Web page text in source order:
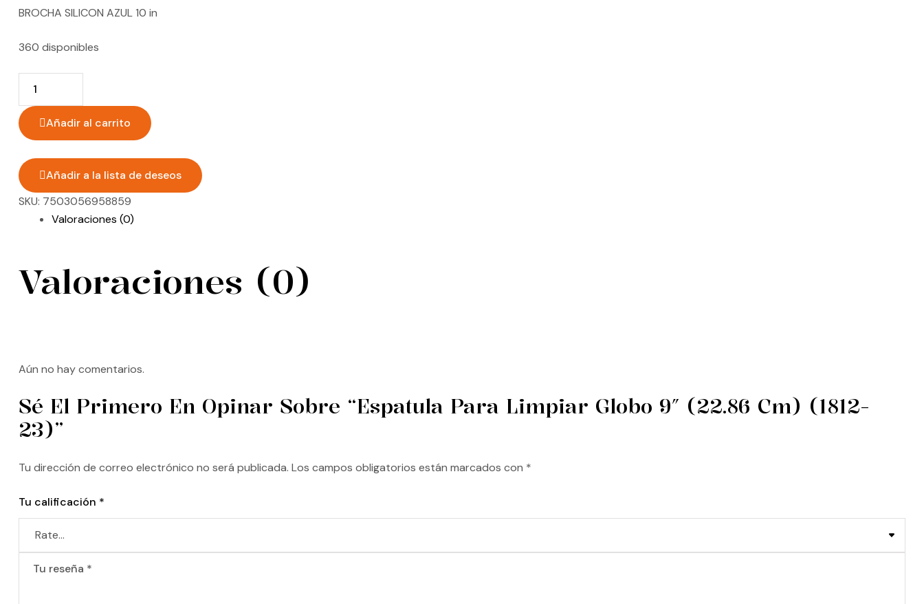
BROCHA SILICON AZUL 10 in
360 disponibles
Añadir al carrito
Añadir a la lista de deseos
SKU: 7503056958859
Valoraciones (0)
Valoraciones (0)
Aún no hay comentarios.
Sé El Primero En Opinar Sobre “Espatula Para Limpiar Globo 9″ (22.86 Cm) (1812-
23)”
Tu dirección de correo electrónico no será publicada. Los campos obligatorios están marcados con *
Tu calificación *